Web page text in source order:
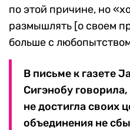
по этой причине, но
размышлять [о своем
больше с
В письме к газете
Сигэнобу
не достигла своих
объединения не